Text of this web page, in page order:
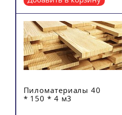
Пиломатериалы 40
* 150 * 4 м3